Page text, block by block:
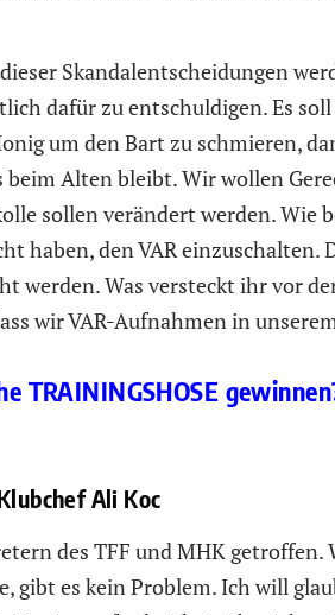
Skandalentscheidungen
dafür zu entschuldigen. Es
um den Bart zu schmieren,
Alten bleibt. Wir wollen
sollen verändert werden. Wie
haben, den VAR einzuschalten.
werden. Was versteckt ihr vor
wir VAR-Aufnahmen in
TRAININGSHOSE
Ali Koc
des TFF und MHK getroffen.
gibt es kein Problem. Ich will